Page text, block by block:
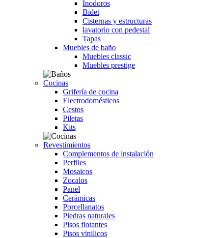
Inodoros
Bidet
Cisternas y estructuras
lavatorio con pedestal
Tapas
Muebles de baño
Muebles classic
Muebles prestige
Cocinas
Grifería de cocina
Electrodomésticos
Cestos
Piletas
Kits
Revestimientos
Complementos de instalación
Perfiles
Mosaicos
Zocalos
Panel
Cerámicas
Porcellanatos
Piedras naturales
Pisos flotantes
Pisos vinilicos